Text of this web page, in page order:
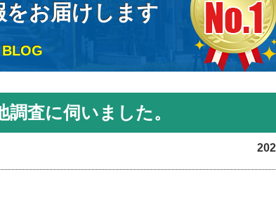
をお届けします
BLOG
査に伺いました。